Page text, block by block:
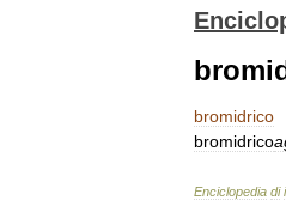
bromidrico
bromidrico
Enciclopedia di